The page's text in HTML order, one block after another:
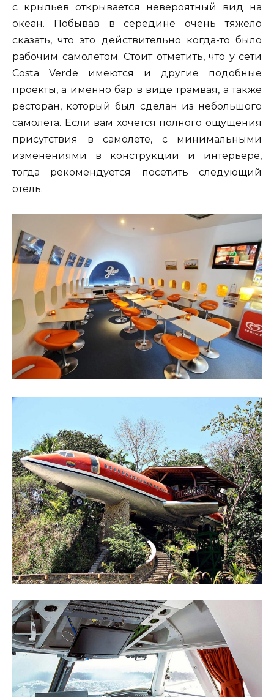
с крыльев открывается невероятный вид на
океан. Побывав в середине очень тяжело
сказать, что это действительно когда-то было
рабочим самолетом. Стоит отметить, что у сети
Costa Verde имеются и другие подобные
проекты, а именно бар в виде трамвая, а также
ресторан, который был сделан из небольшого
самолета. Если вам хочется полного ощущения
присутствия в самолете, с минимальными
изменениями в конструкции и интерьере,
тогда рекомендуется посетить следующий
отель.